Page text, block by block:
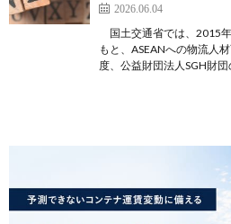
2026.06.04
国土交通省では、2015
もと、ASEANへの物流人
度、公益財団法人SGH財